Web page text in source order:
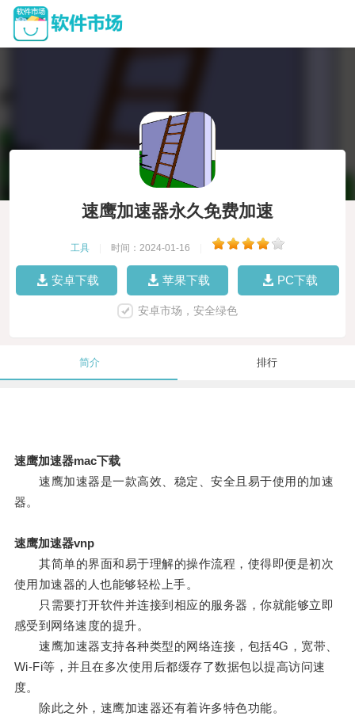
速鹰加速器永久免费加速
工具 时间：2024-01-16
安卓下载 苹果下载 PC下载
安卓市场，安全绿色
简介 排行
速鹰加速器mac下载
速鹰加速器是一款高效、稳定、安全且易于使用的加速
器。
速鹰加速器vnp
其简单的界面和易于理解的操作流程，使得即便是初次
使用加速器的人也能够轻松上手。
只需要打开软件并连接到相应的服务器，你就能够立即
感受到网络速度的提升。
速鹰加速器支持各种类型的网络连接，包括4G，宽带、
Wi-Fi等，并且在多次使用后都缓存了数据包以提高访问速
度。
除此之外，速鹰加速器还有着许多特色功能。